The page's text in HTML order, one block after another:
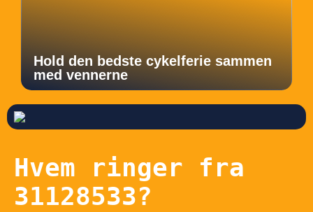
Hold den bedste cykelferie sammen
med vennerne
Hvem ringer fra
31128533?